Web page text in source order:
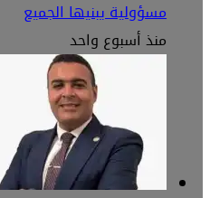
مسؤولية يبنيها الجميع
منذ أسبوع واحد